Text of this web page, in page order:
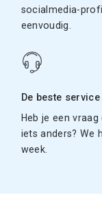
socialmedia-
eenvoudig.
De beste service
Heb je een
iets anders? We
week.